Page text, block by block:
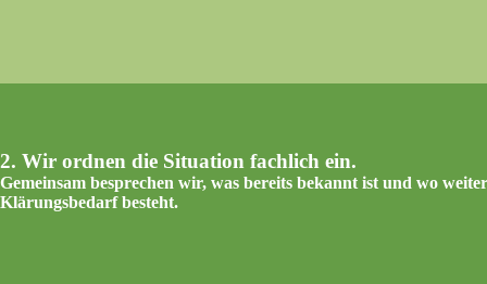
2. Wir ordnen die Situation fachlich ein.
Gemeinsam besprechen wir, was bereits bekannt ist und wo
Klärungsbedarf besteht.